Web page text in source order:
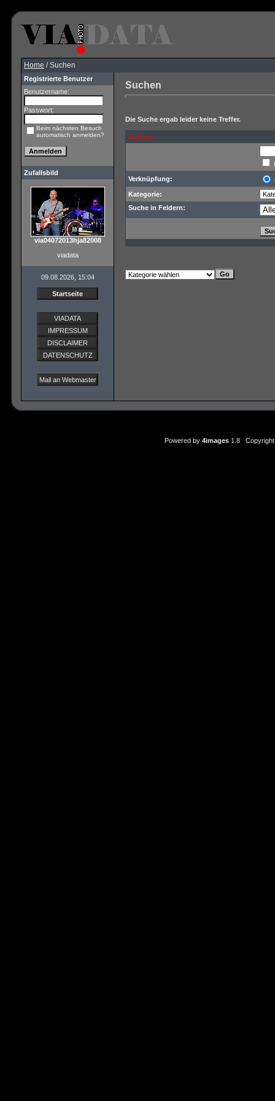
Home / Suchen
Registrierte Benutzer
Benutzername:
Passwort:
Beim nächsten Besuch
automatisch anmelden?
Zufallsbild
via04072013hja82008
viadata
09.08.2026, 15:04
Startseite
VIADATA
IMPRESSUM
DISCLAIMER
DATENSCHUTZ
Mail an Webmaster
Suchen
Die Suche ergab leider keine Treffer.
Suchen
Verknüpfung:
Kategorie:
Suche in Feldern:
Powered by 4images1.8 Copyright